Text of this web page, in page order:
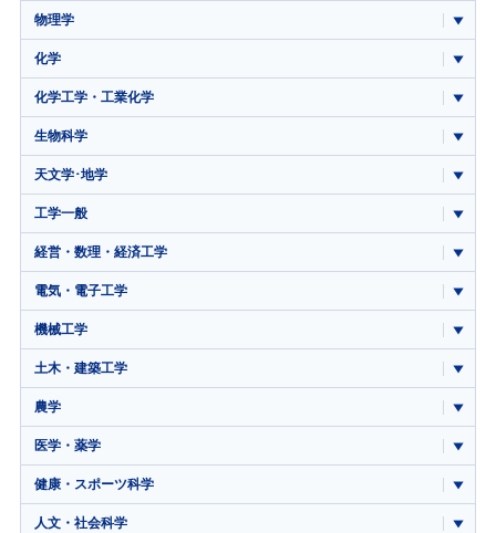
物理学
化学
化学工学・工業化学
生物科学
天文学･地学
工学一般
経営・数理・経済工学
電気・電子工学
機械工学
土木・建築工学
農学
医学・薬学
健康・スポーツ科学
人文・社会科学